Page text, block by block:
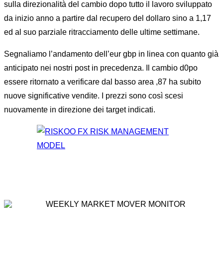
sulla direzionalità del cambio dopo tutto il lavoro sviluppato
da inizio anno a partire dal recupero del dollaro sino a 1,17
ed al suo parziale ritracciamento delle ultime settimane.
Segnaliamo l’andamento dell’eur gbp in linea con quanto già
anticipato nei nostri post in precedenza. Il cambio d0po
essere ritornato a verificare dal basso area ,87 ha subito
nuove significative vendite. I prezzi sono così scesi
nuovamente in direzione dei target indicati.